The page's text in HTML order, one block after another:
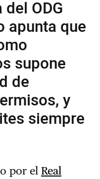
ODG
apunta que
supone
de
y
siempre
por el Real